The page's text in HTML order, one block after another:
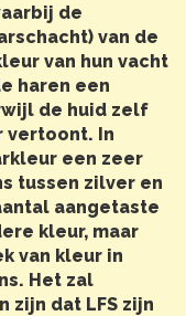
de
van de
van hun vacht
haren een
de huid zelf
vertoont. In
een zeer
tussen zilver en
aangetaste
kleur, maar
van kleur in
Het zal
zijn dat LFS zijn